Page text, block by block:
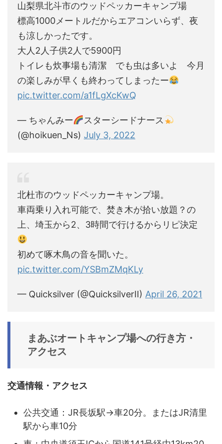
山梨県北斗市のウッドペッカーキャンプ場
標高1000メートルだからエアコンいらず、夜
も涼しかったです。
大人2人子供2人で5900円
トイレも炊事場も清潔 でも虫は多いよ 今月
の楽しみが早くも終わってしまったー
pic.twitter.com/a1fLgXcKwQ
— ちゃんみー
スターシードナース
(@hoikuen_Ns) July 3, 2022
北杜市のウッドペッカーキャンプ場。
車両乗り入れ可能で、焚き木が拾い放題？の
上、埼玉から2、3時間で行けるからリピ決定
初めて啄木鳥の音を聞いた。
pic.twitter.com/YSBmZMqKLy
— Quicksilver (@QuicksilverII) April 26, 2021
まあぶオートキャンプ場への行き方・
アクセス
交通情報・アクセス
公共交通：JR長坂駅→車20分。またはJR清里
駅から車10分